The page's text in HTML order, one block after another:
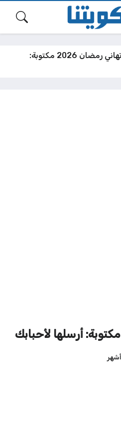
تهاني رمضان 2026 مكتوبة:
تهاني رمضان 2026 مكتوبة: أرسلها لأحبابك